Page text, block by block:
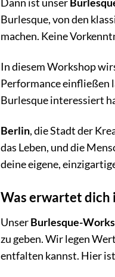
Dann ist unser
Burlesque, von den
machen. Keine
In diesem Workshop
Performance einfließen
Burlesque interessiert
Berlin, die Stadt der
das Leben, und die
deine eigene,
Was erwartet dich
UnserBurlesque-
zu geben. Wir legen
entfalten kannst. Hier